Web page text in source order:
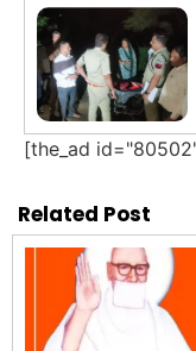
[the_ad
Related Post